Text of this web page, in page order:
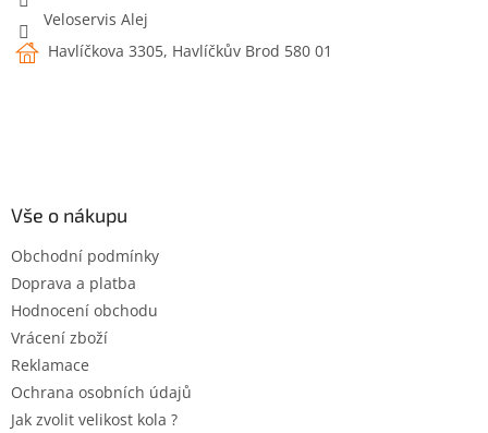
Veloservis Alej
Havlíčkova 3305, Havlíčkův Brod 580 01
Vše o nákupu
Obchodní podmínky
Doprava a platba
Hodnocení obchodu
Vrácení zboží
Reklamace
Ochrana osobních údajů
Jak zvolit velikost kola ?